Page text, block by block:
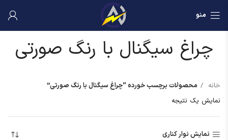
منو
چراغ سیگنال با رنگ صورتی
خانه
محصولات برچسب خورده “چراغ سیگنال با رنگ صورتی”
نمایش یک نتیجه
نمایش نوار کناری